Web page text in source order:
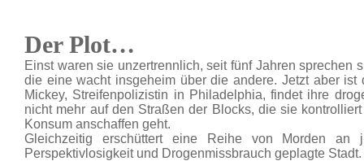
Der Plot…
Einst waren sie unzertrennlich, seit fünf Jahren sprechen
die eine wacht insgeheim über die andere. Jetzt aber ist
Mickey, Streifenpolizistin in Philadelphia, findet ihre
nicht mehr auf den Straßen der Blocks, die sie
Konsum anschaffen geht.
Gleichzeitig erschüttert eine Reihe von Morden an
Perspektivlosigkeit und Drogenmissbrauch geplagte Stadt.